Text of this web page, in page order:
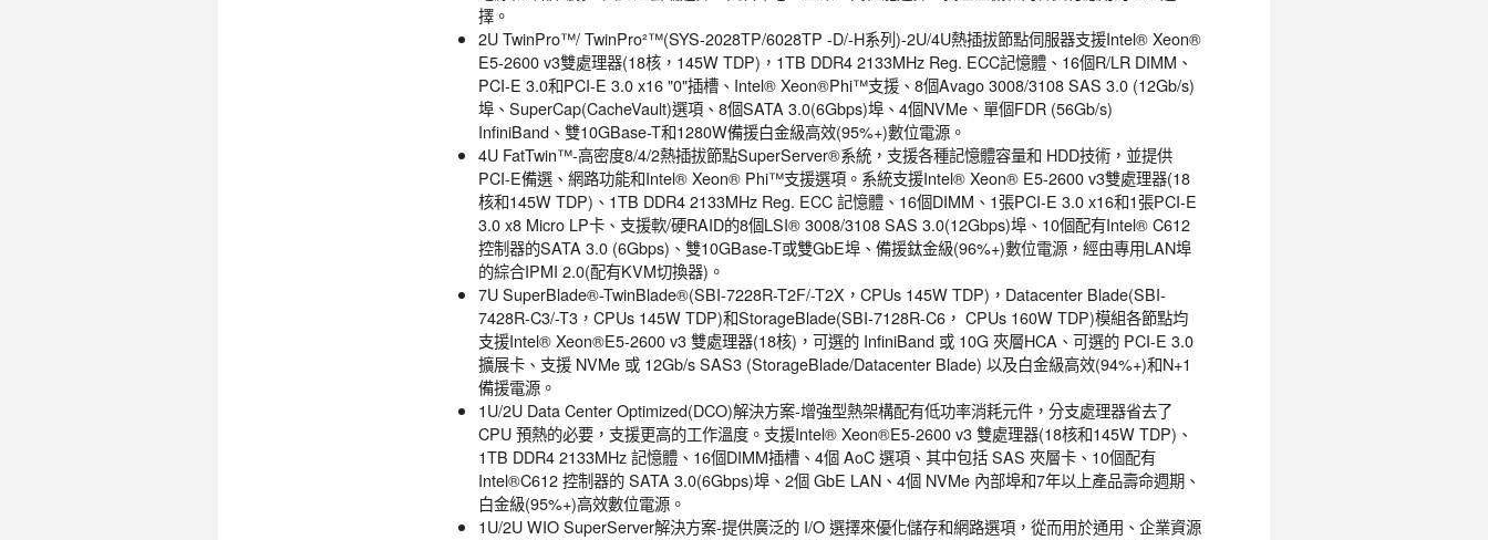
擇。
2U TwinPro™/ TwinPro²™(SYS-2028TP/6028TP -D/-H系列)-2U/4U熱插拔節點伺服器支援Intel® Xeon®
E5-2600 v3雙處理器(18核，145W TDP)，1TB DDR4 2133MHz Reg. ECC記憶體、16個R/LR DIMM、
PCI-E 3.0和PCI-E 3.0 x16 "0"插槽、Intel® Xeon®Phi™支援、8個Avago 3008/3108 SAS 3.0 (12Gb/s)
埠、SuperCap(CacheVault)選項、8個SATA 3.0(6Gbps)埠、4個NVMe、單個FDR (56Gb/s)
InfiniBand、雙10GBase-T和1280W備援白金級高效(95%+)數位電源。
4U FatTwin™-高密度8/4/2熱插拔節點SuperServer®系統，支援各種記憶體容量和 HDD技術，並提供
PCI-E備選、網路功能和Intel® Xeon® Phi™支援選項。系統支援Intel® Xeon® E5-2600 v3雙處理器(18
核和145W TDP)、1TB DDR4 2133MHz Reg. ECC 記憶體、16個DIMM、1張PCI-E 3.0 x16和1張PCI-E
3.0 x8 Micro LP卡、支援軟/硬RAID的8個LSI® 3008/3108 SAS 3.0(12Gbps)埠、10個配有Intel® C612
控制器的SATA 3.0 (6Gbps)、雙10GBase-T或雙GbE埠、備援鈦金級(96%+)數位電源，經由專用LAN埠
的綜合IPMI 2.0(配有KVM切換器)。
7U SuperBlade®-TwinBlade®(SBI-7228R-T2F/-T2X，CPUs 145W TDP)，Datacenter Blade(SBI-
7428R-C3/-T3，CPUs 145W TDP)和StorageBlade(SBI-7128R-C6， CPUs 160W TDP)模組各節點均
支援Intel® Xeon®E5-2600 v3 雙處理器(18核)，可選的 InfiniBand 或 10G 夾層HCA、可選的 PCI-E 3.0
擴展卡、支援 NVMe 或 12Gb/s SAS3 (StorageBlade/Datacenter Blade) 以及白金級高效(94%+)和N+1
備援電源。
1U/2U Data Center Optimized(DCO)解決方案-增強型熱架構配有低功率消耗元件，分支處理器省去了
CPU 預熱的必要，支援更高的工作溫度。支援Intel® Xeon®E5-2600 v3 雙處理器(18核和145W TDP)、
1TB DDR4 2133MHz 記憶體、16個DIMM插槽、4個 AoC 選項、其中包括 SAS 夾層卡、10個配有
Intel®C612 控制器的 SATA 3.0(6Gbps)埠、2個 GbE LAN、4個 NVMe 內部埠和7年以上產品壽命週期、
白金級(95%+)高效數位電源。
1U/2U WIO SuperServer解決方案-提供廣泛的 I/O 選擇來優化儲存和網路選項，從而用於通用、企業資源